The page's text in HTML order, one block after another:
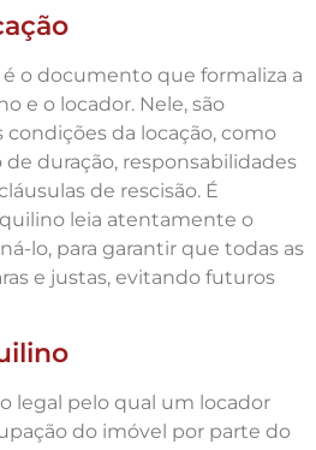
o documento que formaliza a
e o locador. Nele, são
condições da locação, como
de duração, responsabilidades
de rescisão. É
leia atentamente o
lo, para garantir que todas as
e justas, evitando futuros
legal pelo qual um locador
do imóvel por parte do